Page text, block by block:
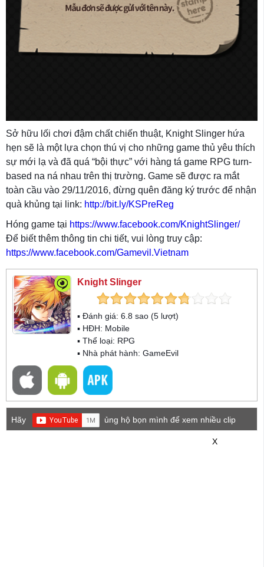
Sở hữu lối chơi đậm chất chiến thuật, Knight Slinger hứa
hẹn sẽ là một lựa chọn thú vị cho những game thủ yêu thích
sự mới lạ và đã quá “bội thực” với hàng tá game RPG turn-
based na ná nhau trên thị trường. Game sẽ được ra mắt
toàn cầu vào 29/11/2016, đừng quên đăng ký trước để nhận
quà khủng tại link: http://bit.ly/KSPreReg
Hóng game tại https://www.facebook.com/KnightSlinger/
Để biết thêm thông tin chi tiết, vui lòng truy cập:
https://www.facebook.com/Gamevil.Vietnam
Knight Slinger
▪ Đánh giá: 6.8 sao (5 lượt)
▪ HĐH: Mobile
▪ Thể loại: RPG
▪ Nhà phát hành: GameEvil
Hãy
ủng hộ bọn mình để xem nhiều clip
X